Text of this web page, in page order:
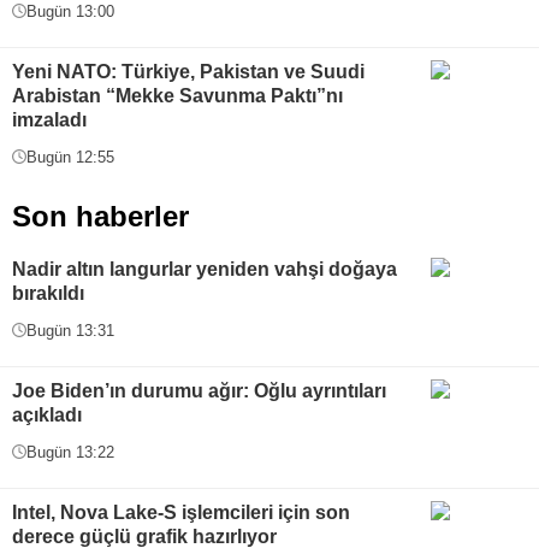
Bugün 13:00
Yeni NATO: Türkiye, Pakistan ve Suudi
Arabistan “Mekke Savunma Paktı”nı
imzaladı
Bugün 12:55
Son haberler
Nadir altın langurlar yeniden vahşi doğaya
bırakıldı
Bugün 13:31
Joe Biden’ın durumu ağır: Oğlu ayrıntıları
açıkladı
Bugün 13:22
Intel, Nova Lake-S işlemcileri için son
derece güçlü grafik hazırlıyor